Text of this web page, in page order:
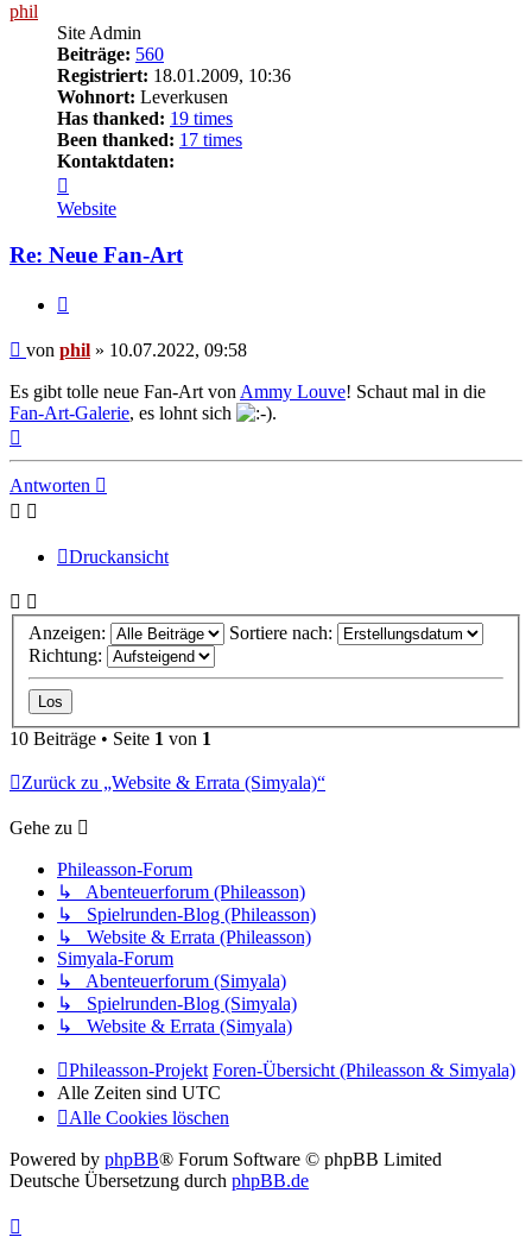
phil
Site Admin
Beiträge: 560
Registriert: 18.01.2009, 10:36
Wohnort: Leverkusen
Has thanked: 19 times
Been thanked: 17 times
Kontaktdaten:
von
phil
Website
Re: Neue Fan-Art
Beitrag
von phil » 10.07.2022, 09:58
Es gibt tolle neue Fan-Art von Ammy Louve! Schaut mal in die
Fan-Art-Galerie, es lohnt sich
.
Antworten
Druckansicht
Anzeigen:
Sortiere nach:
Richtung:
10 Beiträge • Seite 1 von 1
Zurück zu „Website & Errata (Simyala)“
Gehe zu
Phileasson-Forum
↳ Abenteuerforum (Phileasson)
↳ Spielrunden-Blog (Phileasson)
↳ Website & Errata (Phileasson)
Simyala-Forum
↳ Abenteuerforum (Simyala)
↳ Spielrunden-Blog (Simyala)
↳ Website & Errata (Simyala)
Phileasson-Projekt Foren-Übersicht (Phileasson & Simyala)
Alle Zeiten sind UTC
Alle Cookies löschen
Powered by phpBB® Forum Software © phpBB Limited
Deutsche Übersetzung durch phpBB.de